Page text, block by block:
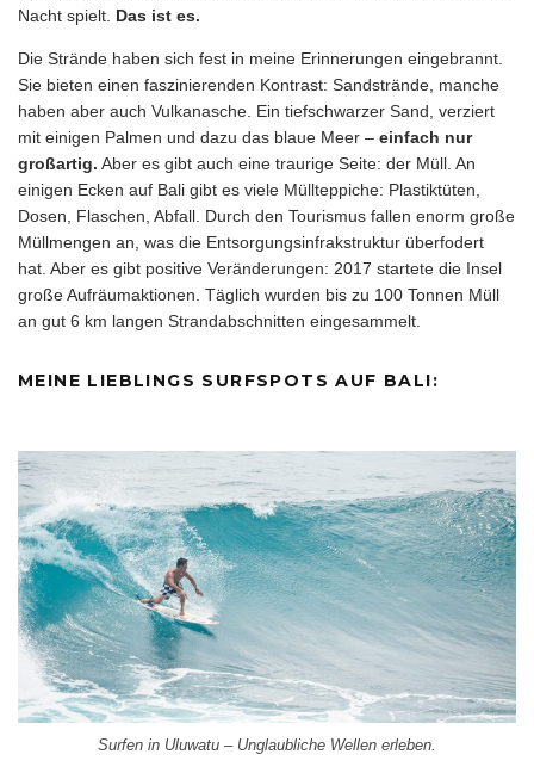
Nacht spielt. Das ist es.
Die Strände haben sich fest in meine Erinnerungen eingebrannt.
Sie bieten einen faszinierenden Kontrast: Sandstrände, manche
haben aber auch Vulkanasche. Ein tiefschwarzer Sand, verziert
mit einigen Palmen und dazu das blaue Meer – einfach nur
großartig. Aber es gibt auch eine traurige Seite: der Müll. An
einigen Ecken auf Bali gibt es viele Müllteppiche: Plastiktüten,
Dosen, Flaschen, Abfall. Durch den Tourismus fallen enorm große
Müllmengen an, was die Entsorgungsinfrakstruktur überfodert
hat. Aber es gibt positive Veränderungen: 2017 startete die Insel
große Aufräumaktionen. Täglich wurden bis zu 100 Tonnen Müll
an gut 6 km langen Strandabschnitten eingesammelt.
MEINE LIEBLINGS SURFSPOTS AUF BALI:
Surfen in Uluwatu – Unglaubliche Wellen erleben.